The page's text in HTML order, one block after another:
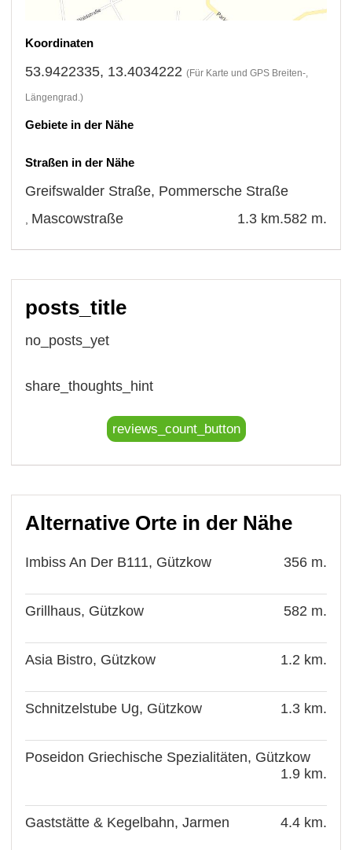
Koordinaten
53.9422335, 13.4034222 (Für Karte und GPS Breiten-,
Längengrad.)
Gebiete in der Nähe
Straßen in der Nähe
Greifswalder Straße, Pommersche Straße
582 m.
Mascowstraße 1.3 km.
posts_title
no_posts_yet
share_thoughts_hint
reviews_count_button
Alternative Orte in der Nähe
Imbiss An Der B111, Gützkow 356 m.
Grillhaus, Gützkow 582 m.
Asia Bistro, Gützkow 1.2 km.
Schnitzelstube Ug, Gützkow 1.3 km.
Poseidon Griechische Spezialitäten, Gützkow
1.9 km.
Gaststätte & Kegelbahn, Jarmen 4.4 km.